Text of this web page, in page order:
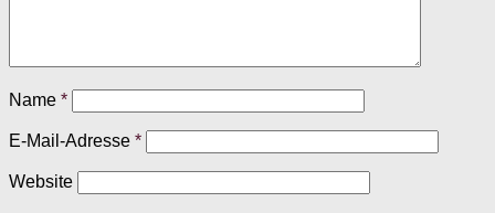
Name *
E-Mail-Adresse *
Website